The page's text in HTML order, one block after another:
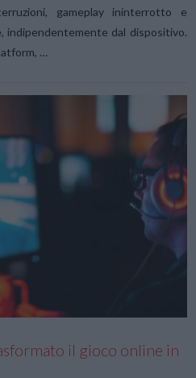
POST
gameplay ininterrotto e
indipendentemente dal dispositivo.
…
il gioco online in